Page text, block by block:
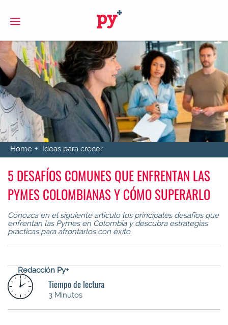
Home Ideas para crecer
5 DESAFÍOS COMUNES QUE ENFRENTAN LAS
PYMES COLOMBIANAS Y CÓMO SUPERARLO
Conozca en el siguiente artículo los principales desafíos que
enfrentan las Pymes en Colombia y descubra estrategias
prácticas para afrontarlos con éxito.
Redacción Py+
Tiempo de lectura
3 Minutos